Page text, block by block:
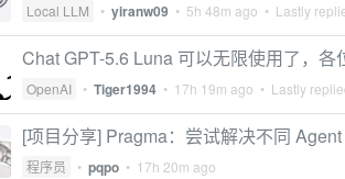
Local LLM • yiranw09 • 5h 48m ago • Lastly
Chat GPT-5.6 Luna 可以无限使用了，各
OpenAI • Tiger1994 • 17h 19m ago • Lastly
[项目分享] Pragma：尝试解决不同
程序员 • pqpo • 17h 20m ago